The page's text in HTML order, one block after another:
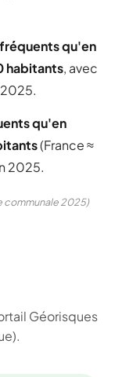
qu'en
habitants, avec
qu'en
(France ≈
2025.
communale 2025)
Géorisques